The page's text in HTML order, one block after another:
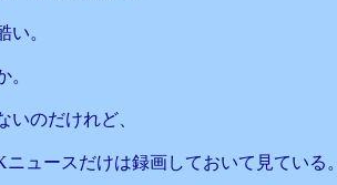
い。
。
いのだけれど、
ュースだけは録画しておいて見ている。